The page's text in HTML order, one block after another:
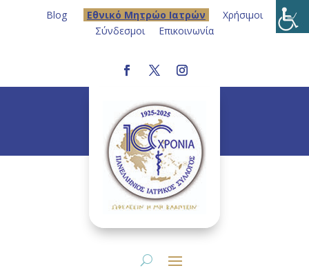
Blog Eθνικό Μητρώο Ιατρών
Χρήσιμοι
Σύνδεσμοι
Επικοινωνία